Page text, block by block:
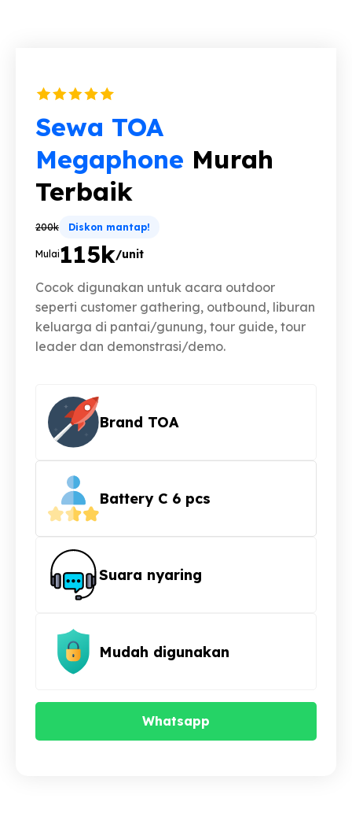
Sewa TOA
Megaphone Murah
Terbaik
200k Diskon mantap!
Mulai115k/unit
Cocok digunakan untuk acara outdoor
seperti customer gathering, outbound, liburan
keluarga di pantai/gunung, tour guide, tour
leader dan demonstrasi/demo.
Brand TOA
Battery C 6 pcs
Suara nyaring
Mudah digunakan
Whatsapp